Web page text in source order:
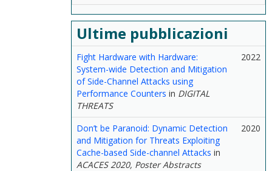
Ultime pubblicazioni
Fight Hardware with Hardware:
System-wide Detection and Mitigation
of Side-Channel Attacks using
Performance Counters in DIGITAL
THREATS
2022
Don’t be Paranoid: Dynamic Detection
and Mitigation for Threats Exploiting
Cache-based Side-channel Attacks in
ACACES 2020, Poster Abstracts
2020